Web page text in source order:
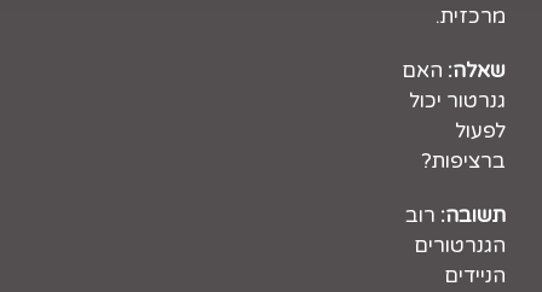
מרכזית.
שאלה: האם
גנרטור יכול
לפעול
ברציפות?
תשובה: רוב
הגנרטורים
הניידים